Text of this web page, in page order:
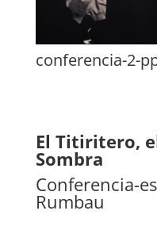
conferencia-2-
El Titiritero,
Sombra
Conferencia-
Rumbau